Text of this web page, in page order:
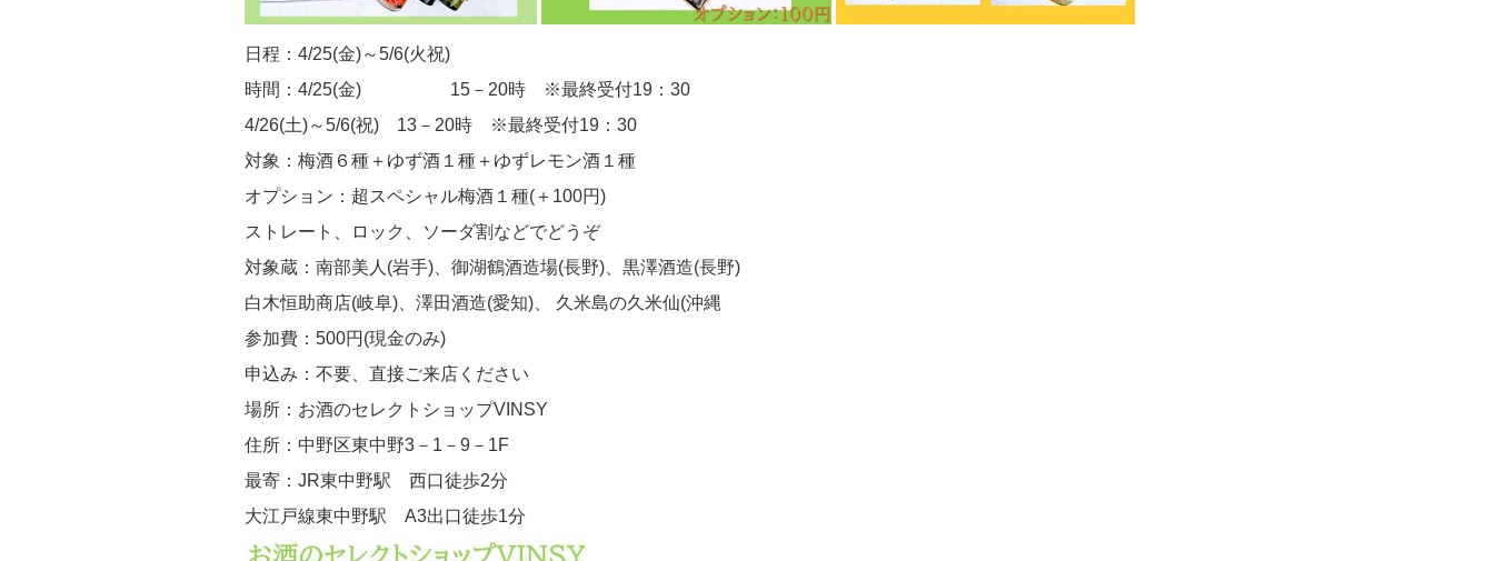
日程：4/25(金)～5/6(火祝)
時間：4/25(金) 15－20時 ※最終受付19：30
4/26(土)～5/6(祝) 13－20時 ※最終受付19：30
対象：梅酒６種＋ゆず酒１種＋ゆずレモン酒１種
オプション：超スペシャル梅酒１種(＋100円)
ストレート、ロック、ソーダ割などでどうぞ
対象蔵：南部美人(岩手)、御湖鶴酒造場(長野)、黒澤酒造(長野)
白木恒助商店(岐阜)、澤田酒造(愛知)、 久米島の久米仙(沖縄
参加費：500円(現金のみ)
申込み：不要、直接ご来店ください
場所：お酒のセレクトショップVINSY
住所：中野区東中野3－1－9－1F
最寄：JR東中野駅 西口徒歩2分
大江戸線東中野駅 A3出口徒歩1分